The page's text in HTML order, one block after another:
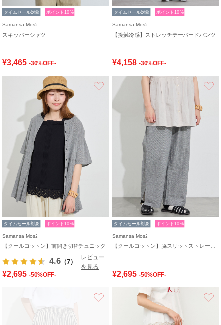
タイムセール対象 ポイント10%
Samansa Mos2
スキッパーシャツ
¥3,465 -30%OFF-
タイムセール対象 ポイント10%
Samansa Mos2
【接触冷感】ストレッチテーパードパンツ
¥4,158 -30%OFF-
お気に入り
タイムセール対象 ポイント10%
Samansa Mos2
【クールコットン】前開き切替チュニック
4.6 （7）
レビュー
を見る
¥2,695 -50%OFF-
タイムセール対象 ポイント10%
Samansa Mos2
¥2,695 -50%OFF-